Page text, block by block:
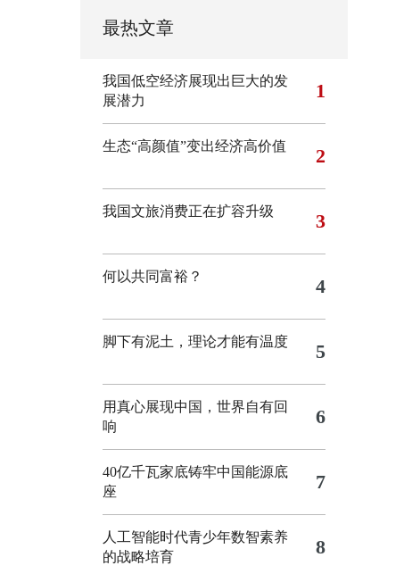
最热文章
我国低空经济展现出巨大的发
展潜力
1
生态“高颜值”变出经济高价值 2
我国文旅消费正在扩容升级 3
何以共同富裕？ 4
脚下有泥土，理论才能有温度 5
用真心展现中国，世界自有回
响
6
40亿千瓦家底铸牢中国能源底
座
7
人工智能时代青少年数智素养
的战略培育
8